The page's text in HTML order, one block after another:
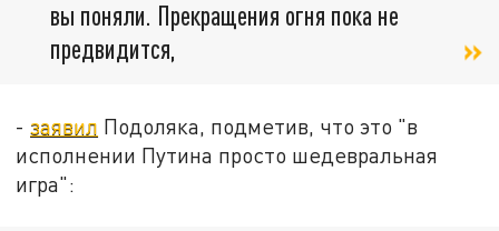
вы поняли. Прекращения огня пока не
предвидится,
-заявил Подоляка, подметив, что это "в
исполнении Путина просто шедевральная
игра":